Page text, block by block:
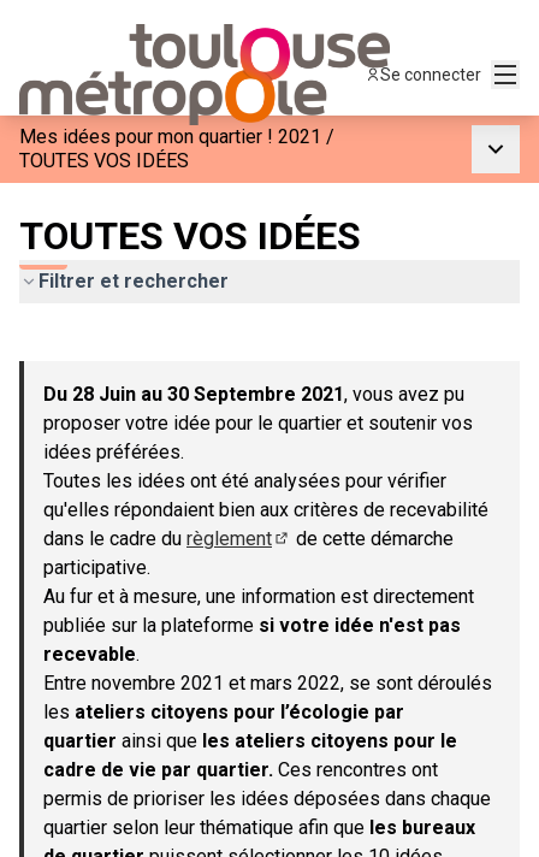
Se connecter
Mes idées pour mon quartier ! 2021 /
TOUTES VOS IDÉES
TOUTES VOS IDÉES
Filtrer et rechercher
−
Du 28 Juin au 30 Septembre 2021, vous avez pu
proposer votre idée pour le quartier et soutenir vos
idées préférées.
Toutes les idées ont été analysées pour vérifier
qu'elles répondaient bien aux critères de recevabilité
dans le cadre du règlement
de cette démarche
participative.
Au fur et à mesure, une information est directement
publiée sur la plateforme si votre idée n'est pas
recevable.
Entre novembre 2021 et mars 2022, se sont déroulés
les ateliers citoyens pour l’écologie par
quartier ainsi que les ateliers citoyens pour le
cadre de vie par quartier. Ces rencontres ont
permis de prioriser les idées déposées dans chaque
quartier selon leur thématique afin que les bureaux